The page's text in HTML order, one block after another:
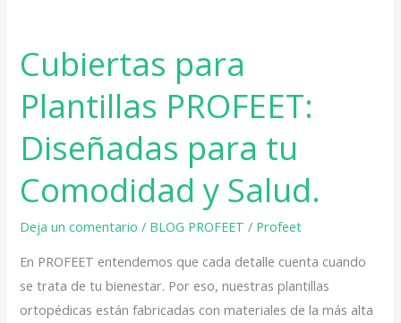
Cubiertas para
Plantillas PROFEET:
Diseñadas para tu
Comodidad y Salud.
Deja un comentario / BLOG PROFEET / Profeet
En PROFEET entendemos que cada detalle cuenta cuando
se trata de tu bienestar. Por eso, nuestras plantillas
ortopédicas están fabricadas con materiales de la más alta